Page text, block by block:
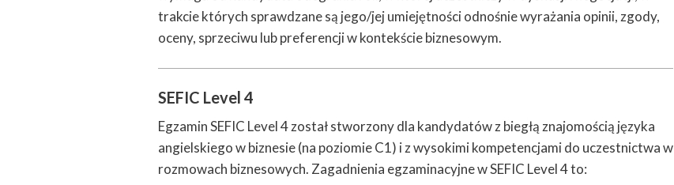
trakcie których sprawdzane są jego/jej umiejętności odnośnie wyrażania opinii, zgody,
oceny, sprzeciwu lub preferencji w kontekście biznesowym.
SEFIC Level 4
Egzamin SEFIC Level 4 został stworzony dla kandydatów z biegłą znajomością języka
angielskiego w biznesie (na poziomie C1) i z wysokimi kompetencjami do uczestnictwa w
rozmowach biznesowych. Zagadnienia egzaminacyjne w SEFIC Level 4 to: